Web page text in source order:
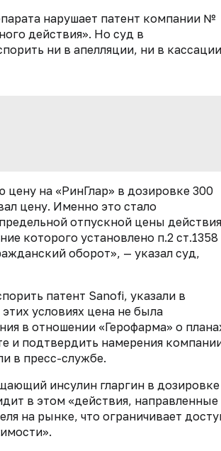
нарушает патент компании №
действия». Но суд в
ни в апелляции, ни в
на «РинГлар» в дозировке 300
цену. Именно это стало
отпускной цены действия
которого установлено п.2 ст.1358
оборот», — указал суд,
патент Sanofi, указали в
условиях цена не была
в отношении «Герофарма» о
и подтвердить намерения
в пресс-службе.
инсулин гларгин в дозировке
в этом «действия, направленные
на рынке, что ограничивает